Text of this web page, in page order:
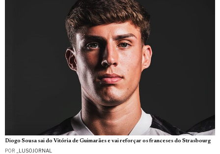
Diogo Sousa sai do Vitória de Guimarães e vai reforçar os franceses do Strasbourg
POR _LUSOJORNAL